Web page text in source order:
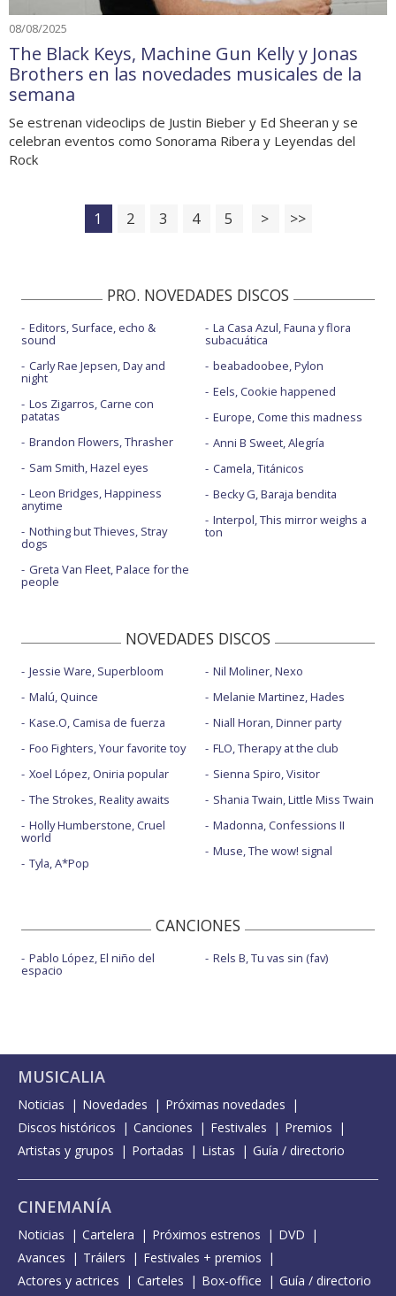
08/08/2025
The Black Keys, Machine Gun Kelly y Jonas
Brothers en las novedades musicales de la
semana
Se estrenan videoclips de Justin Bieber y Ed Sheeran y se
celebran eventos como Sonorama Ribera y Leyendas del
Rock
1 2 3 4 5 > >>
PRO. NOVEDADES DISCOS
Editors, Surface, echo &
sound
Carly Rae Jepsen, Day and
night
Los Zigarros, Carne con
patatas
Brandon Flowers, Thrasher
Sam Smith, Hazel eyes
Leon Bridges, Happiness
anytime
Nothing but Thieves, Stray
dogs
Greta Van Fleet, Palace for the
people
La Casa Azul, Fauna y flora
subacuática
beabadoobee, Pylon
Eels, Cookie happened
Europe, Come this madness
Anni B Sweet, Alegría
Camela, Titánicos
Becky G, Baraja bendita
Interpol, This mirror weighs a
ton
NOVEDADES DISCOS
Jessie Ware, Superbloom
Malú, Quince
Kase.O, Camisa de fuerza
Foo Fighters, Your favorite toy
Xoel López, Oniria popular
The Strokes, Reality awaits
Holly Humberstone, Cruel
world
Tyla, A*Pop
Nil Moliner, Nexo
Melanie Martinez, Hades
Niall Horan, Dinner party
FLO, Therapy at the club
Sienna Spiro, Visitor
Shania Twain, Little Miss Twain
Madonna, Confessions II
Muse, The wow! signal
CANCIONES
Pablo López, El niño del
espacio
Rels B, Tu vas sin (fav)
MUSICALIA
Noticias Novedades
Próximas novedades
Discos históricos
Canciones Festivales
Premios
Artistas y grupos
Portadas Listas Guía / directorio
CINEMANÍA
Noticias Cartelera Próximos estrenos
DVD
Avances
Tráilers
Festivales + premios
Actores y actrices
Carteles Box-office Guía / directorio